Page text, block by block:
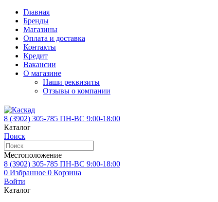
Главная
Бренды
Магазины
Оплата и доставка
Контакты
Кредит
Вакансии
О магазине
Наши реквизиты
Отзывы о компании
8 (3902) 305-785 ПН-ВС 9:00-18:00
Каталог
Поиск
Местоположение
8 (3902) 305-785 ПН-ВС 9:00-18:00
0 Избранное 0 Корзина
Войти
Каталог